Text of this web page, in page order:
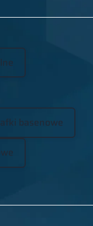
basenowe